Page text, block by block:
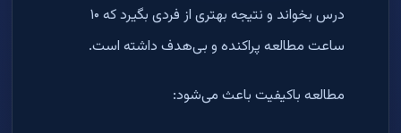
درس بخواند و نتیجه بهتری از فردی بگیرد که ۱۰
ساعت مطالعه پراکنده و بی‌هدف داشته است.
مطالعه باکیفیت باعث می‌شود: